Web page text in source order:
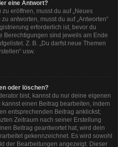
eine Antwort?
eröffnen, musst du auf „Neues
antworten, musst du auf „Antworten“
erforderlich ist, bevor du
Berechtigungen sind jeweils am Ende
Z. B. „Du darfst neue Themen
usw.
oder löschen?
bist, kannst du nur deine eigenen
einen Beitrag bearbeiten, indem
entsprechenden Beitrag anklickst;
Zeitraum nach seiner Erstellung
Beitrag geantwortet hat, wird dein
gekennzeichnet. Es wird sowohl
der Bearbeitungen angezeigt. Dieser